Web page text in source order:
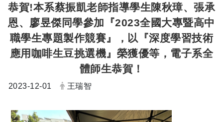
恭賀!本系蔡振凱老師指導學生陳秋璋、張承
恩、廖昱傑同學參加『2023全國大專暨高中
職學生專題製作競賽』，以『深度學習技術
應用咖啡生豆挑選機』榮獲優等，電子系全
體師生恭賀！
日期：
2023-12-01 發布者：
王瑞智